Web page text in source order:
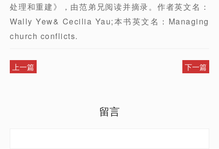
处理和重建》，由范弟兄阅读并摘录。作者英文名：
Wally Yew& Cecilia Yau;本书英文名：Managing
church conflicts.
上一篇 下一篇
留言